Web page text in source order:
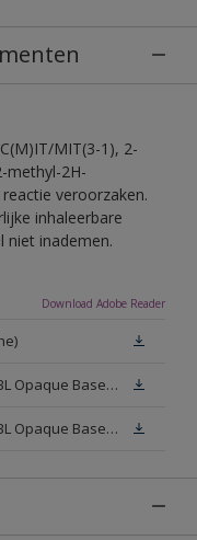
MIT(3-1), 2-
methyl-2H-
veroorzaken.
inhaleerbare
niet inademen.
Download Adobe Reader
Veiligheidsinformatieblad Cetol BL Opaque Base W05 (SDS)
Veiligheidsinformatieblad Cetol BL Opaque Base N00 (SDS)